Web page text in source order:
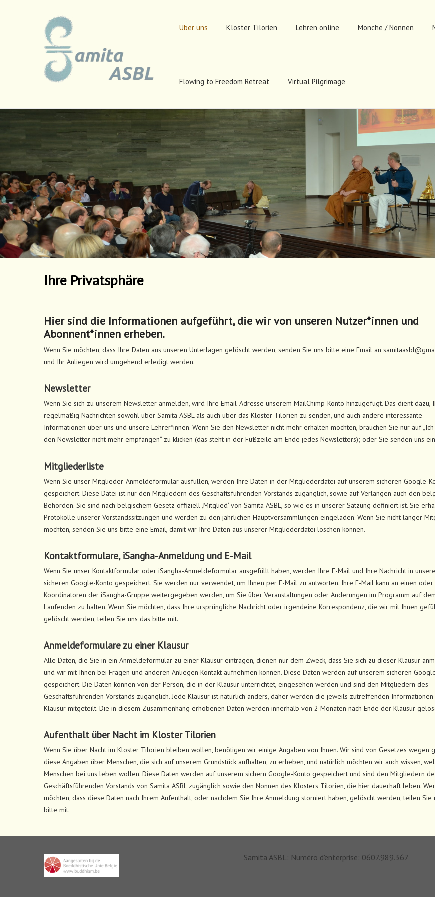
Über uns Kloster Tilorien Lehren online Mönche / Nonnen
Flowing to Freedom Retreat Virtual Pilgrimage
Ihre Privatsphäre
Hier sind die Informationen aufgeführt, die wir von unseren Nutzer*innen und
Abonnent*innen erheben.
Wenn Sie möchten, dass Ihre Daten aus unseren Unterlagen gelöscht werden, senden Sie uns bitte eine Email an
und Ihr Anliegen wird umgehend erledigt werden.
Newsletter
Wenn Sie sich zu unserem Newsletter anmelden, wird Ihre Email-Adresse unserem MailChimp-Konto hinzugefügt. Das dient dazu,
regelmäßig Nachrichten sowohl über Samita ASBL als auch über das Kloster Tilorien zu senden, und auch andere interessante
Informationen über uns und unsere Lehrer*innen. Wenn Sie den Newsletter nicht mehr erhalten möchten, brauchen Sie nur auf
den Newsletter nicht mehr empfangen“ zu klicken (das steht in der Fußzeile am Ende jedes Newsletters); oder Sie senden uns
Mitgliederliste
Wenn Sie unser Mitglieder-Anmeldeformular ausfüllen, werden Ihre Daten in der Mitgliederdatei auf unserem sicheren Google-
gespeichert. Diese Datei ist nur den Mitgliedern des Geschäftsführenden Vorstands zugänglich, sowie auf Verlangen auch den
Behörden. Sie sind nach belgischem Gesetz offiziell ‚Mitglied‘ von Samita ASBL, so wie es in unserer Satzung definiert ist. Sie
Protokolle unserer Vorstandssitzungen und werden zu den jährlichen Hauptversammlungen eingeladen. Wenn Sie nicht länger
möchten, senden Sie uns bitte eine Email, damit wir Ihre Daten aus unserer Mitgliederdatei löschen können.
Kontaktformulare, iSangha-Anmeldung und E-Mail
Wenn Sie unser Kontaktformular oder iSangha-Anmeldeformular ausgefüllt haben, werden Ihre E-Mail und Ihre Nachricht in
sicheren Google-Konto gespeichert. Sie werden nur verwendet, um Ihnen per E-Mail zu antworten. Ihre E-Mail kann an einen
Koordinatoren der iSangha-Gruppe weitergegeben werden, um Sie über Veranstaltungen oder Änderungen im Programm auf
Laufenden zu halten. Wenn Sie möchten, dass Ihre ursprüngliche Nachricht oder irgendeine Korrespondenz, die wir mit Ihnen
gelöscht werden, teilen Sie uns das bitte mit.
Anmeldeformulare zu einer Klausur
Alle Daten, die Sie in ein Anmeldeformular zu einer Klausur eintragen, dienen nur dem Zweck, dass Sie sich zu dieser Klausur
und wir mit Ihnen bei Fragen und anderen Anliegen Kontakt aufnehmen können. Diese Daten werden auf unserem sicheren
gespeichert. Die Daten können von der Person, die in der Klausur unterrichtet, eingesehen werden und sind den Mitgliedern des
Geschäftsführenden Vorstands zugänglich. Jede Klausur ist natürlich anders, daher werden die jeweils zutreffenden
Klausur mitgeteilt. Die in diesem Zusammenhang erhobenen Daten werden innerhalb von 2 Monaten nach Ende der Klausur
Aufenthalt über Nacht im Kloster Tilorien
Wenn Sie über Nacht im Kloster Tilorien bleiben wollen, benötigen wir einige Angaben von Ihnen. Wir sind von Gesetzes wegen
diese Angaben über Menschen, die sich auf unserem Grundstück aufhalten, zu erheben, und natürlich möchten wir auch wissen,
Menschen bei uns leben wollen. Diese Daten werden auf unserem sichern Google-Konto gespeichert und sind den Mitgliedern
Geschäftsführenden Vorstands von Samita ASBL zugänglich sowie den Nonnen des Klosters Tilorien, die hier dauerhaft leben.
möchten, dass diese Daten nach Ihrem Aufenthalt, oder nachdem Sie Ihre Anmeldung storniert haben, gelöscht werden, teilen Sie
bitte mit.
Samita ASBL: Numéro d'enterprise: 0607.989.367